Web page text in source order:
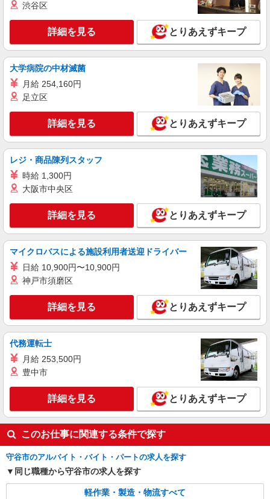
渋谷区
詳細を見る とりあえずキープ
大学病院の中材滅菌
月給 254,160円
足立区
詳細を見る とりあえずキープ
レジ・商品陳列スタッフ
時給 1,300円
大阪市中央区
詳細を見る とりあえずキープ
マイクロバスによる施設利用者送迎ドライバー
日給 10,900円〜10,900円
神戸市須磨区
詳細を見る とりあえずキープ
代務運転士
月給 253,500円
豊中市
詳細を見る とりあえずキープ
このお仕事に関連する条件で探す
守谷市のアルバイト・バイト・パートの求人を探す
同じ職種から守谷市の求人を探す
軽作業・製造・物流すべて